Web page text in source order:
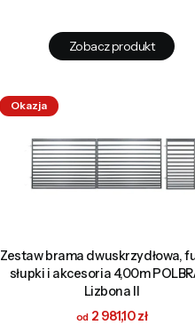
Zobacz produkt
Okazja
Zestaw brama dwuskrzydłowa,
słupki i akcesoria 4,00m
Lizbona II
Cena promocyjna
2 981,10 zł